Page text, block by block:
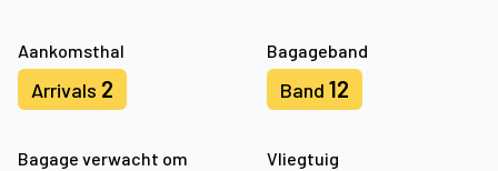
Aankomsthal
Arrivals 2
Bagageband
Band 12
Bagage verwacht om
Vliegtuig